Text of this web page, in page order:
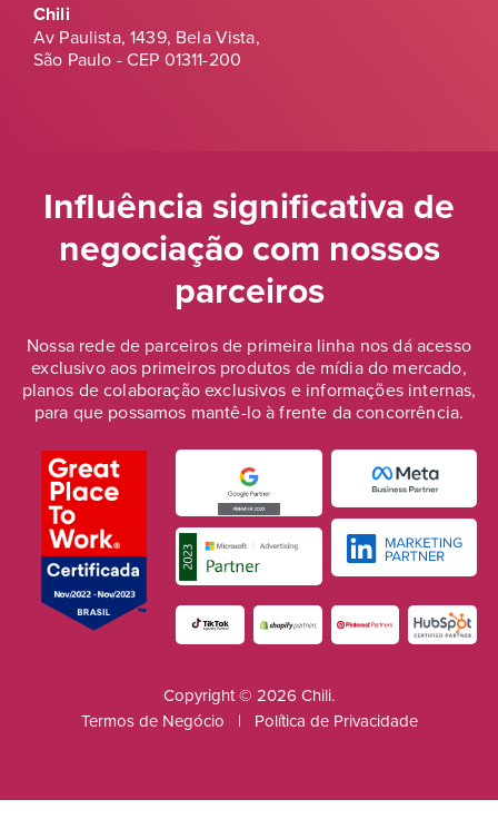
Chili
Av Paulista, 1439, Bela Vista,
São Paulo - CEP 01311-200
Influência significativa de
negociaçãocom nossos
parceiros
Nossa rede de parceiros de primeira linha nos dá acesso
exclusivo aos primeiros produtos de mídia do mercado,
planos de colaboração exclusivos e informações internas,
para que possamos mantê-lo à frente da concorrência.
Copyright © 2026 Chili.
Termos de Negócio
| Política de Privacidade